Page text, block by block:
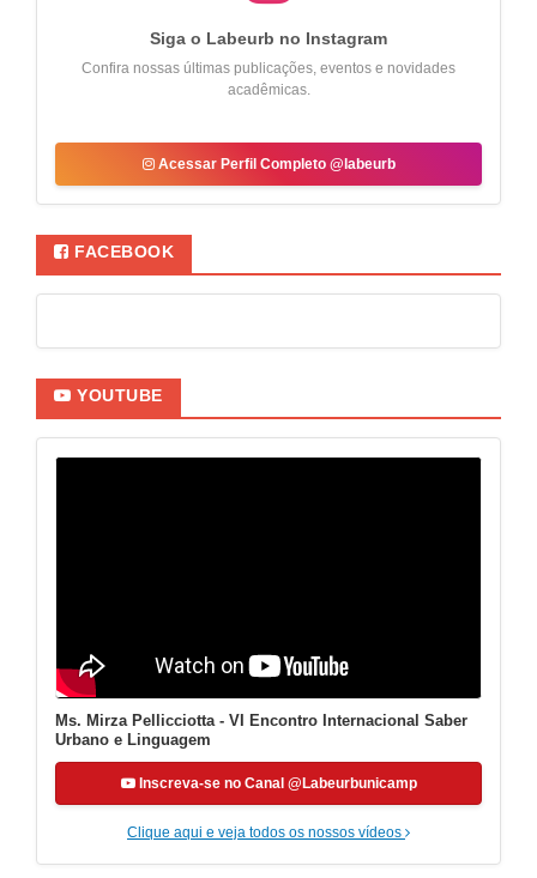
Siga o Labeurb no Instagram
Confira nossas últimas publicações, eventos e novidades
acadêmicas.
Acessar Perfil Completo @labeurb
FACEBOOK
YOUTUBE
Ms. Mirza Pellicciotta - VI Encontro Internacional Saber
Urbano e Linguagem
Inscreva-se no Canal @Labeurbunicamp
Clique aqui e veja todos os nossos vídeos